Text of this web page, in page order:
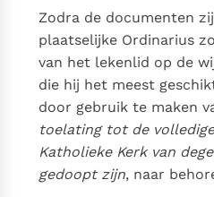
Zodra de documenten
plaatselijke Ordinarius
van het lekenlid op de
die hij het meest
door gebruik te maken
toelating tot de
Katholieke Kerk van
gedoopt zijn, naar